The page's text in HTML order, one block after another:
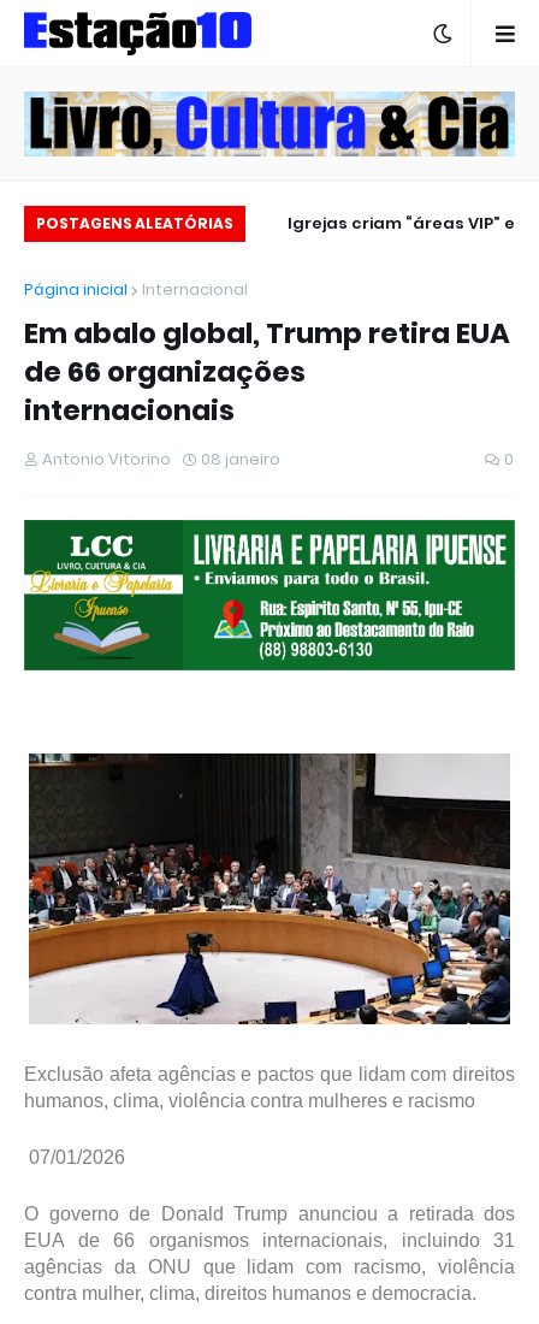
POSTAGENS ALEATÓRIAS
Igrejas criam “áreas VIP” e
10 no carnaval 2025
Página inicial Internacional
Em abalo global, Trump retira EUA
de 66 organizações
internacionais
Antonio Vitorino 08 janeiro 0
Exclusão afeta agências e pactos que lidam com direitos
humanos, clima, violência contra mulheres e racismo
07/01/2026
O governo de Donald Trump anunciou a retirada dos
EUA de 66 organismos internacionais, incluindo 31
agências da ONU que lidam com racismo, violência
contra mulher, clima, direitos humanos e democracia.